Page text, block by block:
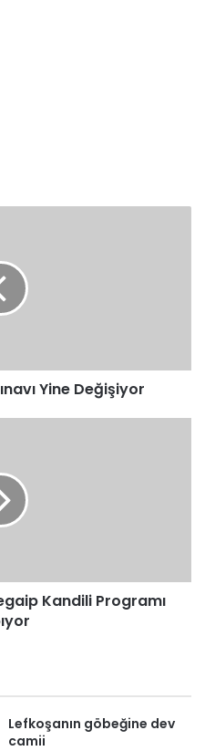
Yine Değişiyor
Kandili Programı
Lefkoşanın göbeğine dev
camii